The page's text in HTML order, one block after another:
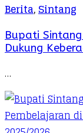
Berita,Sintang
Bupati
Dukung
…